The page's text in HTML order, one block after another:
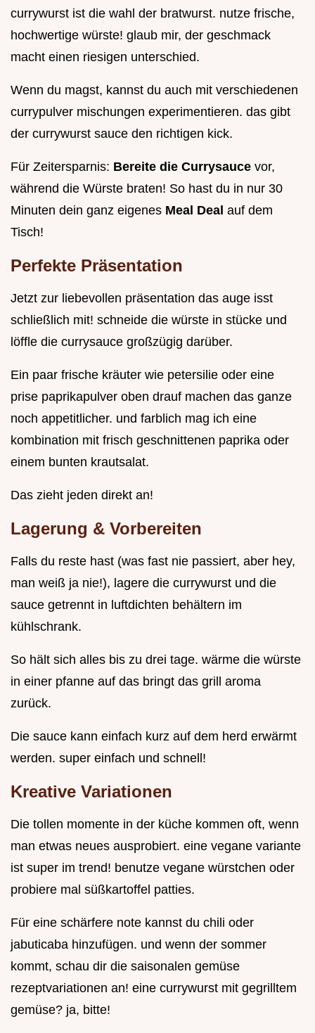
currywurst ist die wahl der bratwurst. nutze frische,
hochwertige würste! glaub mir, der geschmack
macht einen riesigen unterschied.
Wenn du magst, kannst du auch mit verschiedenen
currypulver mischungen experimentieren. das gibt
der currywurst sauce den richtigen kick.
Für Zeitersparnis: Bereite die Currysauce vor,
während die Würste braten! So hast du in nur 30
Minuten dein ganz eigenes Meal Deal auf dem
Tisch!
Perfekte Präsentation
Jetzt zur liebevollen präsentation das auge isst
schließlich mit! schneide die würste in stücke und
löffle die currysauce großzügig darüber.
Ein paar frische kräuter wie petersilie oder eine
prise paprikapulver oben drauf machen das ganze
noch appetitlicher. und farblich mag ich eine
kombination mit frisch geschnittenen paprika oder
einem bunten krautsalat.
Das zieht jeden direkt an!
Lagerung & Vorbereiten
Falls du reste hast (was fast nie passiert, aber hey,
man weiß ja nie!), lagere die currywurst und die
sauce getrennt in luftdichten behältern im
kühlschrank.
So hält sich alles bis zu drei tage. wärme die würste
in einer pfanne auf das bringt das grill aroma
zurück.
Die sauce kann einfach kurz auf dem herd erwärmt
werden. super einfach und schnell!
Kreative Variationen
Die tollen momente in der küche kommen oft, wenn
man etwas neues ausprobiert. eine vegane variante
ist super im trend! benutze vegane würstchen oder
probiere mal süßkartoffel patties.
Für eine schärfere note kannst du chili oder
jabuticaba hinzufügen. und wenn der sommer
kommt, schau dir die saisonalen gemüse
rezeptvariationen an! eine currywurst mit gegrilltem
gemüse? ja, bitte!